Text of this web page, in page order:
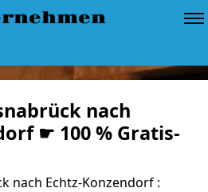
nach
☛ 100 % Gratis-
nach Echtz-Konzendorf :